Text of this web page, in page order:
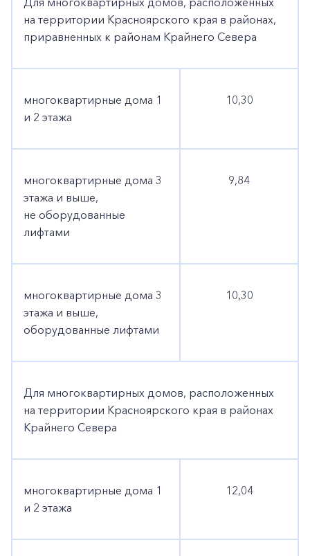
на территории Красноярского края в районах,
приравненных к районам Крайнего Севера
многоквартирные дома 1
и 2 этажа
10,30
многоквартирные дома 3
этажа и выше,
не оборудованные
лифтами
9,84
многоквартирные дома 3
этажа и выше,
оборудованные лифтами
10,30
Для многоквартирных домов, расположенных
на территории Красноярского края в районах
Крайнего Севера
многоквартирные дома 1
и 2 этажа
12,04